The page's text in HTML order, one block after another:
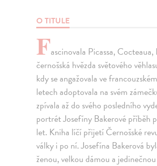
O TITULE
Fascinovala Picassa,
černošská hvězda světového
kdy se angažovala ve
letech adoptovala na svém
zpívala až do svého posledního
portrét Josefíny Bakerové příběh
let. Kniha líčí přijetí Černošské
války i po ní. Josefína Bakerová
ženou, velkou dámou a